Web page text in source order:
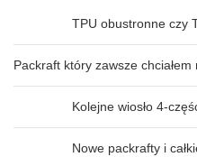
TPU obustronne czy
Packraft który zawsze
Kolejne wiosło 4-
Nowe packrafty i